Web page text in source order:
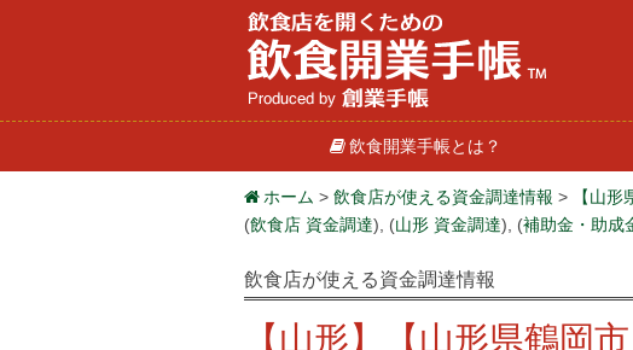
飲食開業手帳とは？
ホーム > 飲食店が使える資金調達情報 >
【山
(飲食店 資金調達), (山形 資金調達), (補助金・助成
飲食店が使える資金調達情報
【山形】【山形県鶴岡